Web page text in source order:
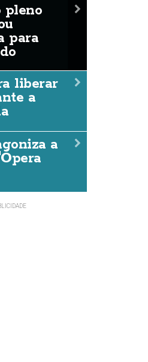
para
presión
pleno
para
liberar
a
a